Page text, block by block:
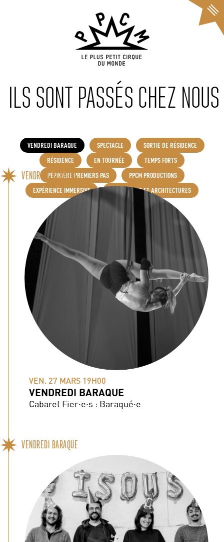
ILS SONT PASSÉS CHEZ NOUS
VENDREDI BARAQUE SPECTACLE
SORTIE DE RÉSIDENCE
RÉSIDENCE
EN TOURNÉE
TEMPS FORTS
PÉPINIÈRE PREMIERS PAS
PPCM PRODUCTIONS
EXPÉRIENCE IMMERSIVE
PATRIMOINES ET ARCHITECTURES
PERFORMANCE
VENDREDI BARAQUE
VEN. 27 MARS 19H00
VENDREDI BARAQUE
Cabaret Fier·e·s : Baraqué·e
VENDREDI BARAQUE